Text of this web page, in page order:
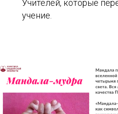
Учителей, которые
учение.